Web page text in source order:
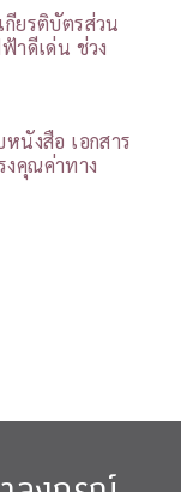
ยรติบัตรส่วน
าดีเด่น ช่วง
นังสือ เอกสาร
คุณค่าทาง